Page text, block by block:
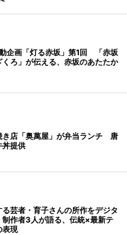
企画「灯る赤坂」第1回 「赤坂
ろ」が伝える、赤坂のあたたか
き店「奥萬屋」が弁当ランチ 唐
丼提供
芸者・育子さんの所作をデジタ
作者3人が語る、伝統×最新テ
表現